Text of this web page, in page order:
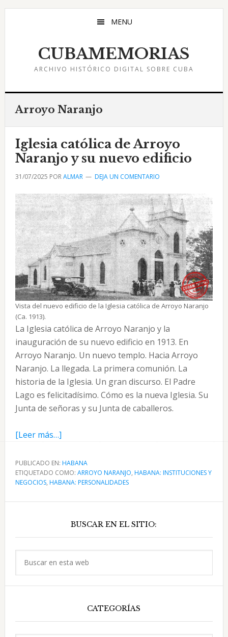
Saltar
Saltar
Saltar
MENU
CUBAMEMORIAS
ARCHIVO HISTÓRICO DIGITAL SOBRE CUBA
Arroyo Naranjo
Iglesia católica de Arroyo
Naranjo y su nuevo edificio
31/07/2025 PORALMAR DEJA UN COMENTARIO
Vista del nuevo edificio de la Iglesia católica de Arroyo Naranjo
(Ca. 1913).
La Iglesia católica de Arroyo Naranjo y la
inauguración de su nuevo edificio en 1913. En
Arroyo Naranjo. Un nuevo templo. Hacia Arroyo
Naranjo. La llegada. La primera comunión. La
historia de la Iglesia. Un gran discurso. El Padre
Lago es felicitadísimo. Cómo es la nueva Iglesia. Su
Junta de señoras y su Junta de caballeros.
[Leer más…]acerca
Iglesia
católica
de
Arroyo
su
nuevo
edificio
PUBLICADO EN: HABANA
ETIQUETADO COMO: ARROYO NARANJO, HABANA: INSTITUCIONES Y
NEGOCIOS, HABANA: PERSONALIDADES
principal
BUSCAR EN EL SITIO:
CATEGORÍAS